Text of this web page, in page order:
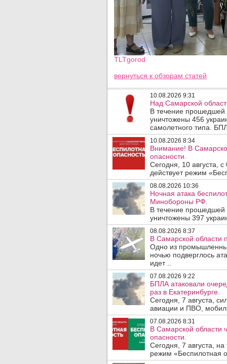
TLTgorod
вернуться к обзорам статей
10.08.2026 9:31
Над Самарской
В течение
уничтожены 456
самолетного типа.
10.08.2026 8:34
Внимание! В
опасности.
Сегодня, 10 августа,
действует режим
08.08.2026 10:36
Ночная атака
Минобороны РФ.
В течение
уничтожены 397
08.08.2026 8:37
В Самарской области
Одно из
ночью подверглось
идет ..
07.08.2026 9:22
БПЛА атаковали
раз в Екатеринбурге.
Сегодня, 7 августа,
авиации и ПВО,
07.08.2026 8:31
В Самарской области
опасности.
Сегодня, 7 августа,
режим «Беспилотная